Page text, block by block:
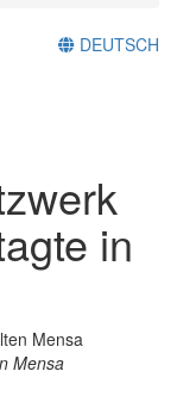
DEUTSCH
in
Mensa